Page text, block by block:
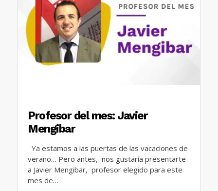
Profesor del mes: Javier
Mengibar
Ya estamos a las puertas de las vacaciones de
verano… Pero antes, nos gustaría presentarte
a Javier Mengibar, profesor elegido para este
mes de…